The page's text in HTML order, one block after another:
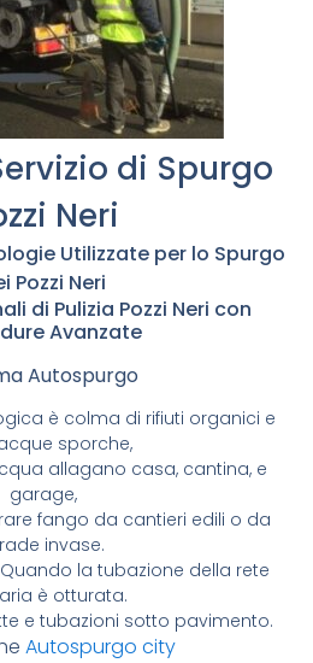
di Spurgo
Neri
Utilizzate per lo Spurgo
Pozzi Neri
di Pulizia Pozzi Neri con
Avanzate
Autospurgo
è colma di rifiuti organici e
sporche,
allagano casa, cantina, e
garage,
fango da cantieri edili o da
invase.
la tubazione della rete
è otturata.
e tubazioni sotto pavimento.
Autospurgo city